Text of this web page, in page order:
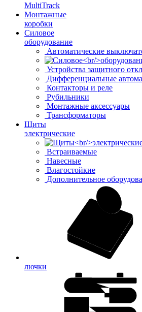
MultiTrack
Монтажные
коробки
Силовое
оборудование
Автоматические
Устройства защитного
Дифференциальные
Контакторы и реле
Рубильники
Монтажные аксессуары
Трансформаторы
Щиты
электрические
Встраиваемые
Навесные
Влагостойкие
Дополнительное
лючки